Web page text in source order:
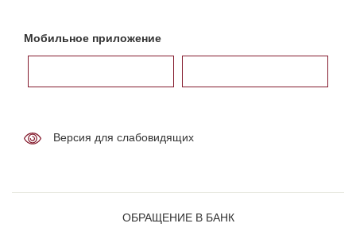
Мобильное приложение
Версия для слабовидящих
ОБРАЩЕНИЕ В БАНК